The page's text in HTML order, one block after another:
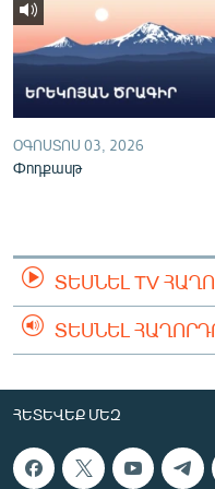
ՕԳՈՍՏՈՍ 03, 2026
Փոդքասթ
ՏԵՍՆԵԼ TV
ՏԵՍՆԵԼ
ՀԵՏԵՎԵՔ ՄԵԶ